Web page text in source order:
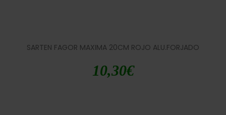
SARTEN FAGOR MAXIMA 20CM ROJO ALU.FORJADO
10,30€